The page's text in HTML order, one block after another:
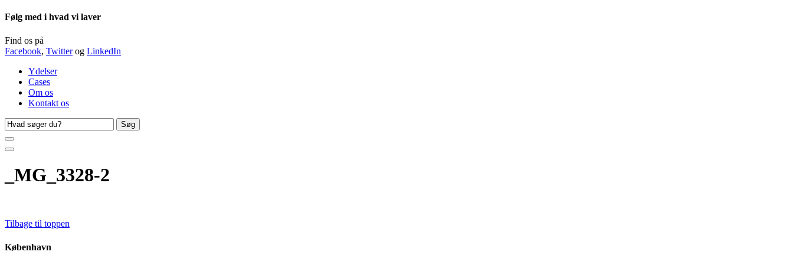
Følg med i hvad vi laver
Find os på
Facebook, Twitterog LinkedIn
Ydelser
Cases
Om os
Kontakt os
Søg
efter
_MG_3328-2
Tilbage til toppen
København